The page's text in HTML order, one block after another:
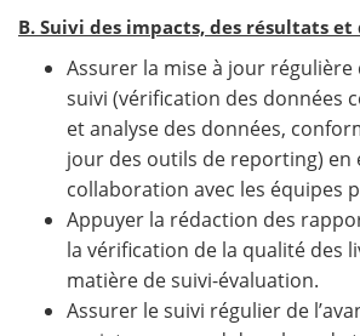
B. Suivi des impacts, des résultats
Assurer la mise à jour régulière
suivi (vérification des données
et analyse des données,
jour des outils de reporting) en
collaboration avec les équipes
Appuyer la rédaction des
la vérification de la qualité des
matière de suivi-évaluation.
Assurer le suivi régulier de